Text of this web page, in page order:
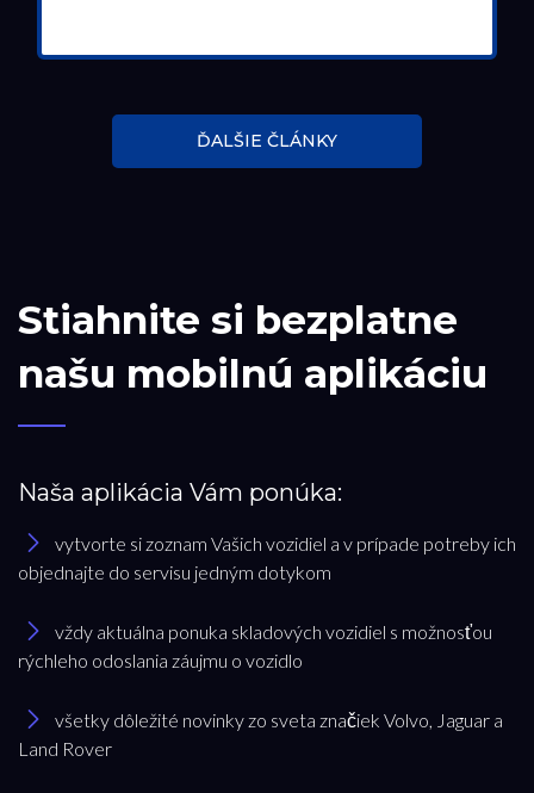
ĎALŠIE ČLÁNKY
Stiahnite si bezplatne
našu mobilnú aplikáciu
Naša aplikácia Vám ponúka:
vytvorte si zoznam Vašich vozidiel a v prípade potreby ich
objednajte do servisu jedným dotykom
vždy aktuálna ponuka skladových vozidiel s možnosťou
rýchleho odoslania záujmu o vozidlo
všetky dôležité novinky zo sveta značiek Volvo, Jaguar a
Land Rover